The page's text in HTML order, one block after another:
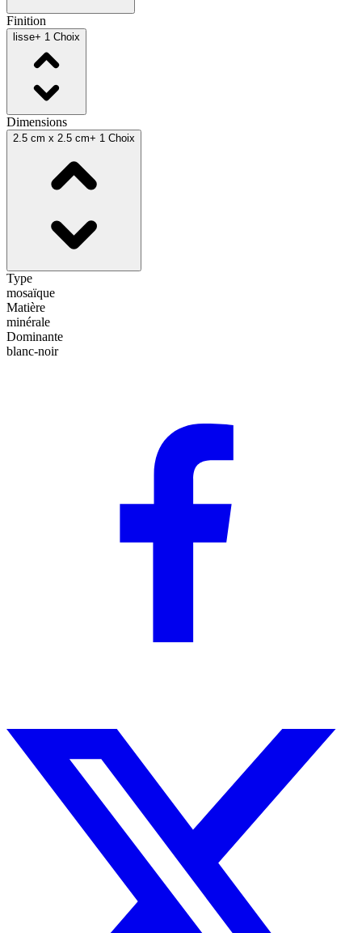
Finition
lisse+ 1 Choix
Dimensions
2.5 cm x 2.5 cm+ 1 Choix
Type
mosaïque
Matière
minérale
Dominante
blanc-noir